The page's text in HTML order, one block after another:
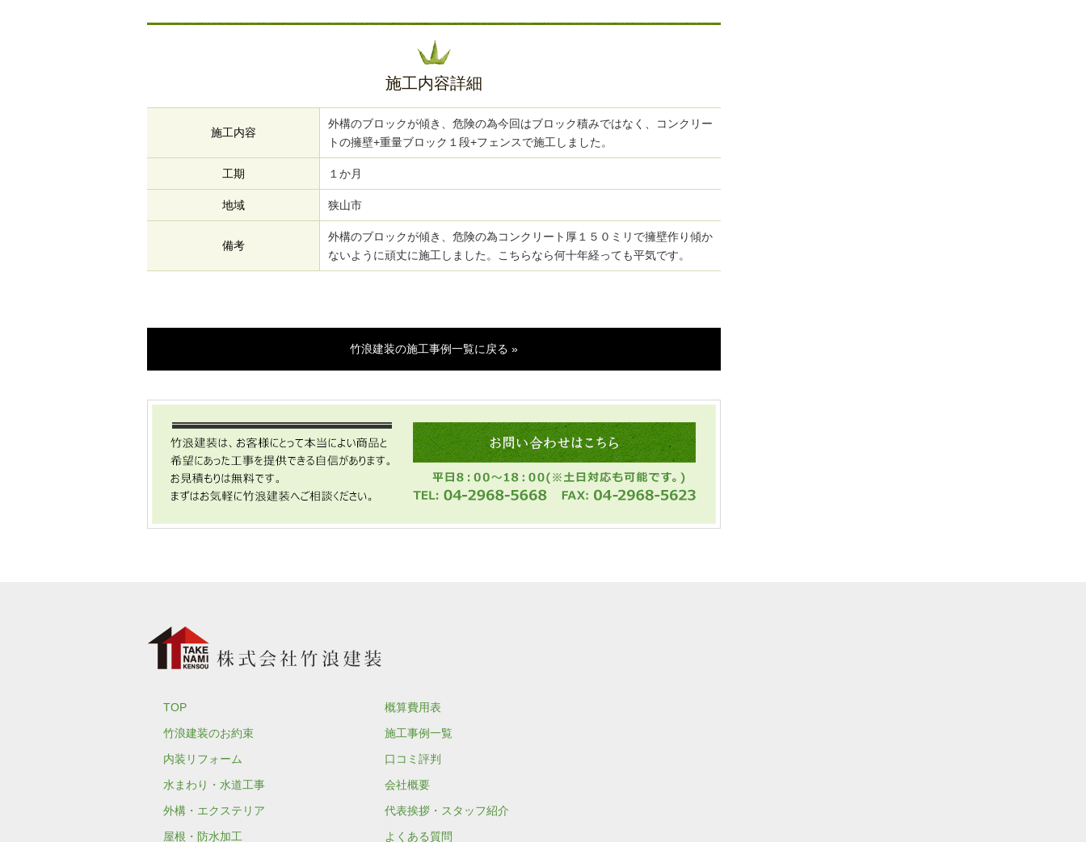
施工内容詳細
施工内容
外構のブロックが傾き、危険の為今回はブロック積みではなく、コンクリー
トの擁壁+重量ブロック１段+フェンスで施工しました。
工期 １か月
地域 狭山市
備考
外構のブロックが傾き、危険の為コンクリート厚１５０ミリで擁壁作り傾か
ないように頑丈に施工しました。こちらなら何十年経っても平気です。
竹浪建装の施工事例一覧に戻る »
TOP
竹浪建装のお約束
内装リフォーム
水まわり・水道工事
外構・エクステリア
屋根・防水加工
概算費用表
施工事例一覧
口コミ評判
会社概要
代表挨拶・スタッフ紹介
よくある質問